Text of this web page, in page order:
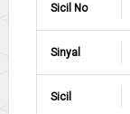
Sicil No
Sinyal
Sicil